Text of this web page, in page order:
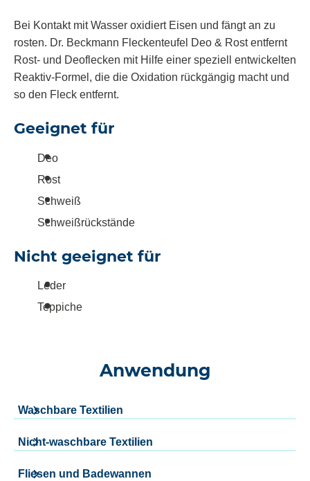
Bei Kontakt mit Wasser oxidiert Eisen und fängt an zu
rosten. Dr. Beckmann Fleckenteufel Deo & Rost entfernt
Rost- und Deoflecken mit Hilfe einer speziell entwickelten
Reaktiv-Formel, die die Oxidation rückgängig macht und
so den Fleck entfernt.
Geeignet für
Deo
Rost
Schweiß
Schweißrückstände
Nicht geeignet für
Leder
Teppiche
Anwendung
Waschbare Textilien
Nicht-waschbare Textilien
Fliesen und Badewannen